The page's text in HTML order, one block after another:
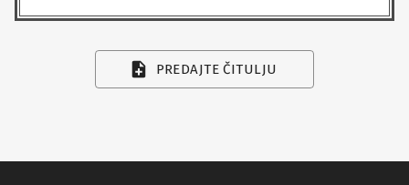
PREDAJTE ČITULJU